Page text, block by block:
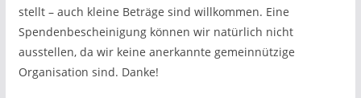
stellt – auch kleine Beträge sind willkommen. Eine
Spendenbescheinigung können wir natürlich nicht
ausstellen, da wir keine anerkannte gemeinnützige
Organisation sind. Danke!